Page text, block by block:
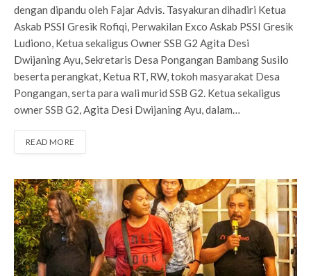
dengan dipandu oleh Fajar Advis. Tasyakuran dihadiri Ketua
Askab PSSI Gresik Rofiqi, Perwakilan Exco Askab PSSI Gresik
Ludiono, Ketua sekaligus Owner SSB G2 Agita Desi
Dwijaning Ayu, Sekretaris Desa Pongangan Bambang Susilo
beserta perangkat, Ketua RT, RW, tokoh masyarakat Desa
Pongangan, serta para wali murid SSB G2. Ketua sekaligus
owner SSB G2, Agita Desi Dwijaning Ayu, dalam…
READ MORE